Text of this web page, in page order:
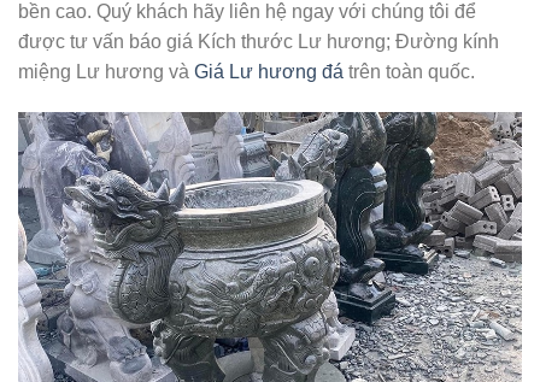
bền cao. Quý khách hãy liên hệ ngay với chúng tôi để
được tư vấn báo giá Kích thước Lư hương; Đường kính
miệng Lư hương và Giá Lư hương đá trên toàn quốc.